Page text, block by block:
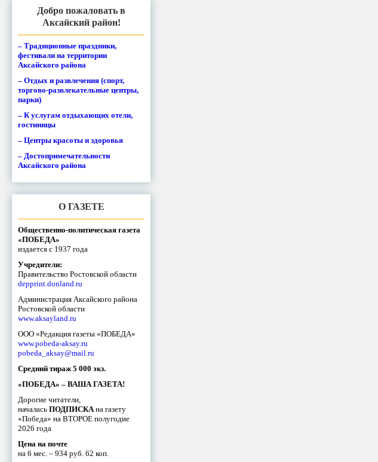
Добро пожаловать в
Аксайский район!
– Традиционные праздники,
фестивали на территории
Аксайского района
– Отдых и развлечения (спорт,
торгово-развлекательные центры,
парки)
– К услугам отдыхающих отели,
гостиницы
– Центры красоты и здоровья
– Достопримечательности
Аксайского района
О ГАЗЕТЕ
Общественно-политическая газета
«ПОБЕДА»
издается с 1937 года
Учредители:
Правительство Ростовской области
depprint.donland.ru
Администрация Аксайского района
Ростовской области
www.aksayland.ru
ООО «Редакция газеты «ПОБЕДА»
www.pobeda-aksay.ru
pobeda_aksay@mail.ru
Средний тираж 5 000 экз.
«ПОБЕДА» – ВАША ГАЗЕТА!
Дорогие читатели,
началась ПОДПИСКА на газету
«Победа» на ВТОРОЕ полугодие
2026 года
Цена на почте
на 6 мес. – 934 руб. 62 коп.